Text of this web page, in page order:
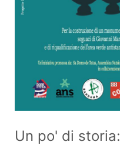
Un po' di storia: